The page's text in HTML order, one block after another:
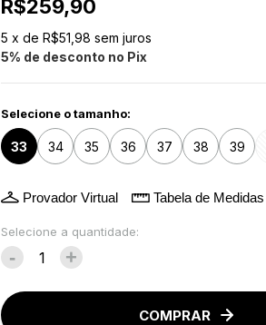
R$259,90
5 x deR$51,98 sem juros
5% de desconto no Pix
Selecione o tamanho:
33 34 35 36 37 38 39
Provador Virtual Tabela de Medidas
Selecione a quantidade:
- +
COMPRAR